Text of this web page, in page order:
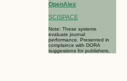
OpenAlex
SCISPACE
Note: These systems
evaluate journal
performance. Presented in
complaince with DORA
suggestions for publishers.